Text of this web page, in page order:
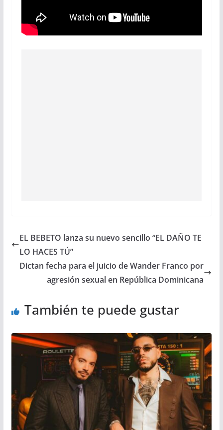
EL BEBETO lanza su nuevo sencillo “EL DAÑO TE
LO HACES TÚ”
Dictan fecha para el juicio de Wander Franco por
agresión sexual en República Dominicana
También te puede gustar